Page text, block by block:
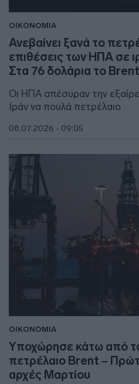
ΟΙΚΟΝΟΜΙΑ
Ανεβαίνει ξανά το
επιθέσεις των ΗΠΑ σε
Στα 76 δολάρια το Brent
Οι ΗΠΑ απέσυραν την
Ιράν να πουλά πετρέλαιο
08.07.2026 - 09:05
ΟΙΚΟΝΟΜΙΑ
Υποχώρησε κάτω από
πετρέλαιο Brent –
αρχές Μαρτίου